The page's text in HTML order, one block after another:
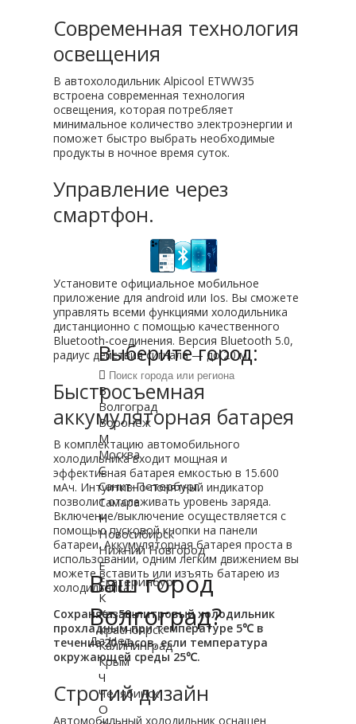
Современная технология
освещения
В автохолодильник Alpicool ETWW35
встроена современная технология
освещения, которая потребляет
минимальное количество электроэнергии и
поможет быстро выбрать необходимые
продукты в ночное время суток.
Управление через
смартфон.
Установите официальное мобильное
приложение для android или Ios. Вы сможете
управлять всеми функциями холодильника
дистанционно с помощью качественного
Bluetooth-соединения. Версия Bluetooth 5.0,
радиус действия сигнала — до 20 м.
Быстросъемная
аккумуляторная батарея
В комплектацию автомобильного
холодильника входит мощная и
эффективная батарея емкостью в 15.600
мАч. Интуитивно-понятный индикатор
позволит отслеживать уровень заряда.
Включение/выключение осуществляется с
помощью пусковой кнопки на панели
батареи. Аккумуляторная батарея проста в
использовании, одним легким движением вы
можете вставить или изъять батарею из
холодильника.
Сохраняет 50-литровый холодильник
прохладным при температуре 5℃ в
течение 20 часов, если температура
окружающей среды 25℃.
Строгий дизайн
Автомобильный холодильник оснащен
Ваш город
Волгоград?
Да Нет
Выберите город:
В
Волгоград
Воронеж
М
Москва
С
Санкт-Петербург
Самара
Н
Новосибирск
Нижний Новгород
Е
Екатеринбург
К
Казань
Красноярск
Калининград
Крым
Ч
Челябинск
О